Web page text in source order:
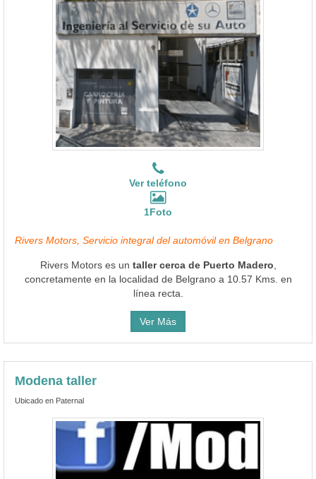
Ver teléfono
1Foto
Rivers Motors, Servicio integral del automóvil en Belgrano
Rivers Motors es un taller cerca de Puerto Madero
concretamente en la localidad de Belgrano a 10.57 Kms. en
línea recta.
Ver Más
Modena taller
Ubicado en Paternal